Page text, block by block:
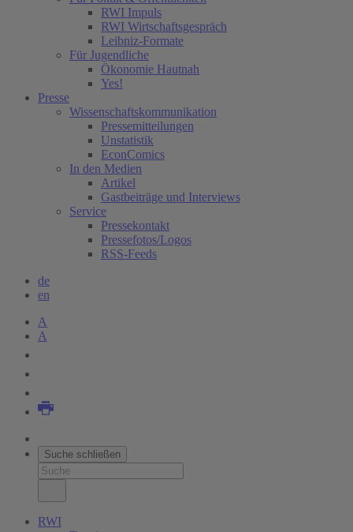
RWI Impuls
RWI Wirtschaftsgespräch
Leibniz-Formate
Für Jugendliche
Ökonomie Hautnah
Yes!
Presse
Wissenschaftskommunikation
Pressemitteilungen
Unstatistik
EconComics
In den Medien
Artikel
Gastbeiträge und Interviews
Service
Pressekontakt
Pressefotos/Logos
RSS-Feeds
de
en
A
A
Suche schließen
RWI